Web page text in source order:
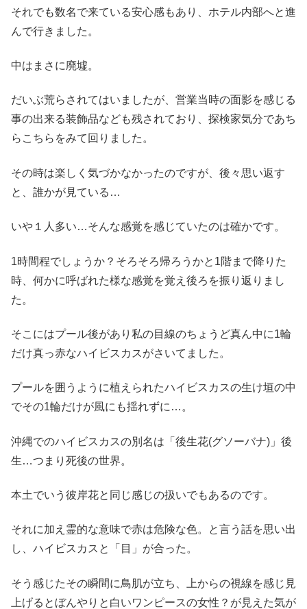
それでも数名で来ている安心感もあり、ホテル内部へと進
んで行きました。
中はまさに廃墟。
だいぶ荒らされてはいましたが、営業当時の面影を感じる
事の出来る装飾品なども残されており、探検家気分であち
らこちらをみて回りました。
その時は楽しく気づかなかったのですが、後々思い返す
と、誰かが見ている…
いや１人多い…そんな感覚を感じていたのは確かです。
1時間程でしょうか？そろそろ帰ろうかと1階まで降りた
時、何かに呼ばれた様な感覚を覚え後ろを振り返りまし
た。
そこにはプール後があり私の目線のちょうど真ん中に1輪
だけ真っ赤なハイビスカスがさいてました。
プールを囲うように植えられたハイビスカスの生け垣の中
でその1輪だけが風にも揺れずに…。
沖縄でのハイビスカスの別名は「後生花(グソーバナ)」後
生…つまり死後の世界。
本土でいう彼岸花と同じ感じの扱いでもあるのです。
それに加え霊的な意味で赤は危険な色。と言う話を思い出
し、ハイビスカスと「目」が合った。
そう感じたその瞬間に鳥肌が立ち、上からの視線を感じ見
上げるとぼんやりと白いワンピースの女性？が見えた気が